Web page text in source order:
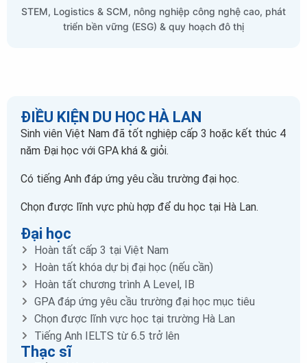
STEM, Logistics & SCM, nông nghiệp công nghệ cao, phát
triển bền vững (ESG) & quy hoạch đô thị
ĐIỀU KIỆN DU HỌC HÀ LAN
Sinh viên Việt Nam đã tốt nghiệp cấp 3 hoặc kết thúc 4
năm Đại học với GPA khá & giỏi.
Có tiếng Anh đáp ứng yêu cầu trường đại học.
Chọn được lĩnh vực phù hợp để du học tại Hà Lan.
Đại học
Hoàn tất cấp 3 tại Việt Nam
Hoàn tất khóa dự bị đại học (nếu cần)
Hoàn tất chương trình A Level, IB
GPA đáp ứng yêu cầu trường đại học mục tiêu
Chọn được lĩnh vực học tại trường Hà Lan
Tiếng Anh IELTS từ 6.5 trở lên
Thạc sĩ